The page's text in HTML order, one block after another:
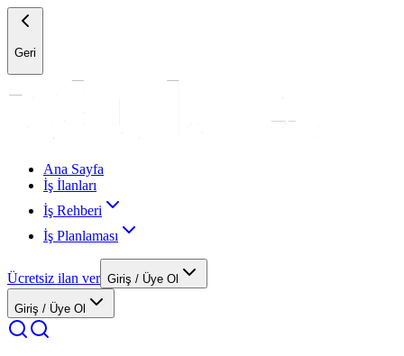
Geri
Ana Sayfa
İş İlanları
İş Rehberi
İş Planlaması
Ücretsiz ilan ver Giriş / Üye Ol
Giriş / Üye Ol